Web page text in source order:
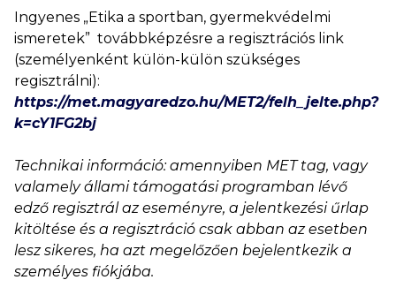
Ingyenes „Etika a sportban, gyermekvédelmi
ismeretek” továbbképzésre a regisztrációs link
(személyenként külön-külön szükséges
regisztrálni):
https://met.magyaredzo.hu/MET2/felh_jelte.php?
k=cY1FG2bj
Technikai információ: amennyiben MET tag, vagy
valamely állami támogatási programban lévő
edző regisztrál az eseményre, a jelentkezési űrlap
kitöltése és a regisztráció csak abban az esetben
lesz sikeres, ha azt megelőzően bejelentkezik a
személyes fiókjába.